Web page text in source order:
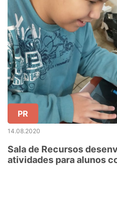
PR
14.08.2020
Sala de Recursos
atividades para alunos